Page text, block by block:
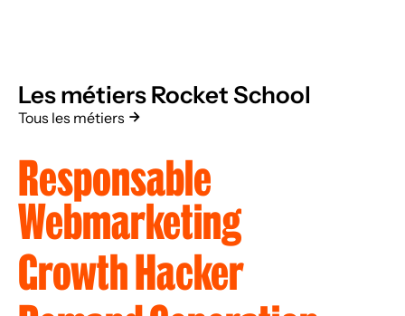
Les métiers Rocket School
Tous les métiers
Responsable
Webmarketing
Growth Hacker